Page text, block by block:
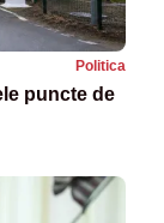
Politica
puncte de